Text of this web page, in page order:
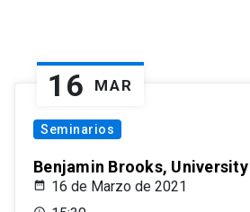
16 MAR
Seminarios
Benjamin Brooks,
16 de Marzo de 2021